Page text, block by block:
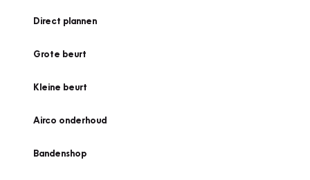
Direct plannen
Grote beurt
Kleine beurt
Airco onderhoud
Bandenshop